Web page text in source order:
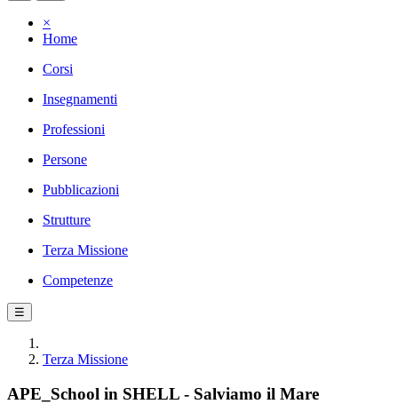
×
Home
Corsi
Insegnamenti
Professioni
Persone
Pubblicazioni
Strutture
Terza Missione
Competenze
☰
Terza Missione
APE_School in SHELL - Salviamo il Mare